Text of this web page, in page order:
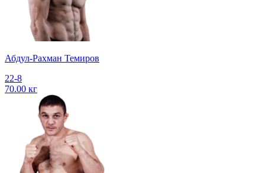
Абдул-Рахман Темиров
22-8
70.00 кг